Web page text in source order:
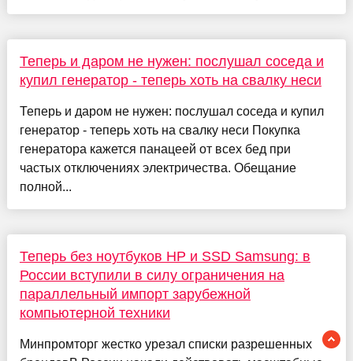
Теперь и даром не нужен: послушал соседа и
купил генератор - теперь хоть на свалку неси
Теперь и даром не нужен: послушал соседа и купил
генератор - теперь хоть на свалку неси Покупка
генератора кажется панацеей от всех бед при
частых отключениях электричества. Обещание
полной...
Теперь без ноутбуков HP и SSD Samsung: в
России вступили в силу ограничения на
параллельный импорт зарубежной
компьютерной техники
Минпромторг жестко урезал списки разрешенных